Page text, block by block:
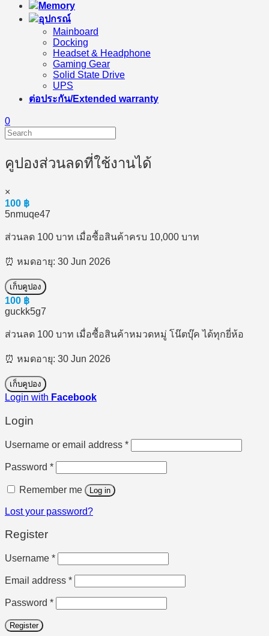
Memory
อุปกรณ์
Mainboard
Docking
Headset & Headphone
Gaming Gear
Solid State Drive
UPS
ต่อประกัน/Extended warranty
0
คูปองส่วนลดที่ใช้งานได้
×
100 ฿
5nmuqe47
ส่วนลด 100 บาท เมื่อซื้อสินค้าครบ 10,000 บาท
⏰ หมดอายุ: 30 Jun 2026
เก็บคูปอง
100 ฿
guckk5g7
ส่วนลด 100 บาท เมื่อซื้อสินค้าหมวดหมู่ โน๊ตบุ๊ค ได้ทุกยี่ห้อ
⏰ หมดอายุ: 30 Jun 2026
เก็บคูปอง
Login with Facebook
Login
Username or email address *Required
Password *Required
Remember me Log in
Lost your password?
Register
Username *Required
Email address *Required
Password *Required
Register